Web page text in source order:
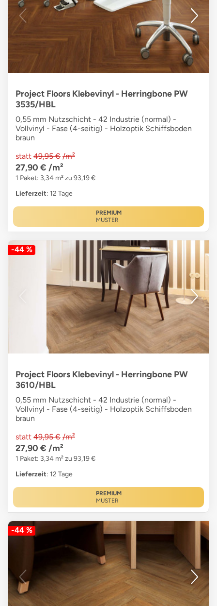
Project Floors Klebevinyl - Herringbone PW
3535/HBL
0,55 mm Nutzschicht - 42 Industrie (normal) -
Vollvinyl - Fase (4-seitig) - Holzoptik Schiffsboden
braun
statt 49,95 € /m²
27,90 € /m²
1 Paket: 3,34 m² zu 93,19 €
Lieferzeit: 12 Tage
PREMIUM
MUSTER
-44 %
Project Floors Klebevinyl - Herringbone PW
3610/HBL
0,55 mm Nutzschicht - 42 Industrie (normal) -
Vollvinyl - Fase (4-seitig) - Holzoptik Schiffsboden
braun
statt 49,95 € /m²
27,90 € /m²
1 Paket: 3,34 m² zu 93,19 €
Lieferzeit: 12 Tage
PREMIUM
MUSTER
-44 %